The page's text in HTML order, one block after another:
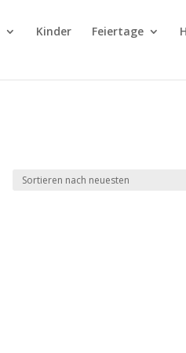
Kinder Feiertage